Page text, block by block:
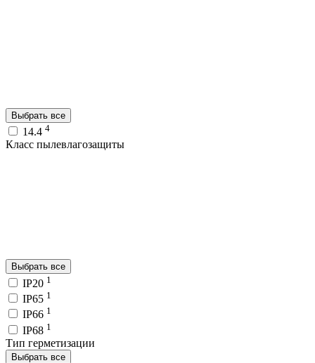
Выбрать все
14.4 4
Класс пылевлагозащиты
Выбрать все
IP20 1
IP65 1
IP66 1
IP68 1
Тип герметизации
Выбрать все